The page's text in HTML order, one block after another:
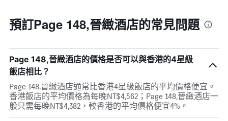
預訂Page 148,晉緻酒店的常見問題
Page 148,晉緻酒店的價格是否可以與香港的4星級
飯店相比？
Page 148,晉緻酒店通常比香港4星級飯店的平均價格便宜。
香港飯店的平均價格為每晚NT$4,562；Page 148,晉緻酒店一
般只需每晚NT$4,382，較香港的平均價格便宜4%。